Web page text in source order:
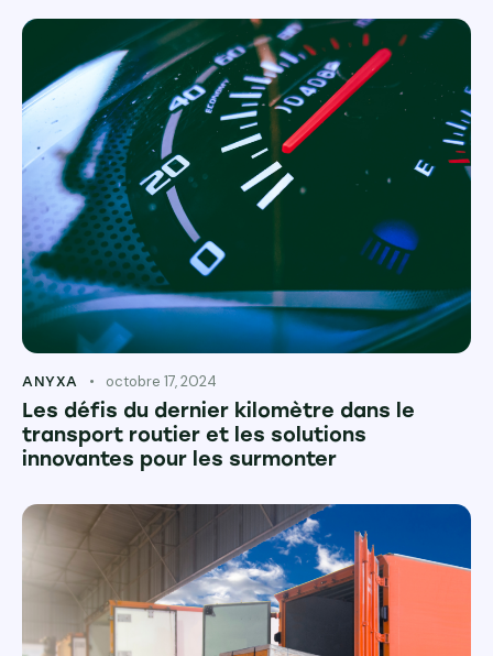
ANYXA octobre 17, 2024
Les défis du dernier kilomètre dans le
transport routier et les solutions
innovantes pour les surmonter